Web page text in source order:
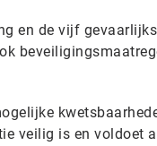
en de vijf
veilig is en voldoet